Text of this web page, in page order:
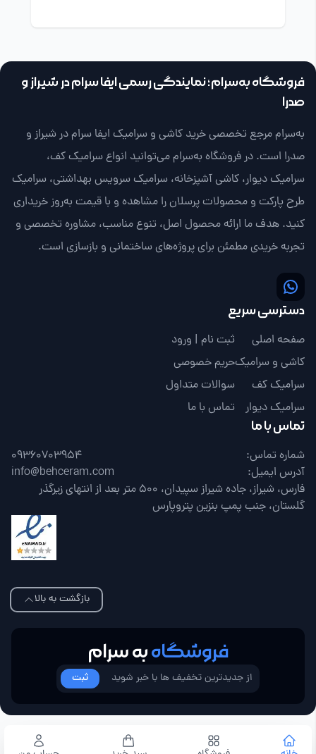
فروشگاه به‌سرام؛ نمایندگی رسمی ایفا سرام در شیراز و
صدرا
به‌سرام مرجع تخصصی خرید کاشی و سرامیک ایفا سرام در شیراز و
صدرا است. در فروشگاه به‌سرام می‌توانید انواع سرامیک کف،
سرامیک دیوار، کاشی آشپزخانه، سرامیک سرویس بهداشتی، سرامیک
طرح پارکت و محصولات پرسلان را مشاهده و با قیمت به‌روز خریداری
کنید. هدف ما ارائه محصول اصل، تنوع مناسب، مشاوره تخصصی و
تجربه خریدی مطمئن برای پروژه‌های ساختمانی و بازسازی است.
دسترسی سریع
صفحه اصلی
کاشی و سرامیک
سرامیک کف
سرامیک دیوار
ثبت نام | ورود
حریم خصوصی
سوالات متداول
تماس با ما
تماس با ما
شماره تماس:
09360703954
آدرس ایمیل:
info@behceram.com
فارس، شیراز، جاده شیراز سپیدان، 500 متر بعد از انتهای زیرگذر
گلستان، جنب پمپ بنزین پتروپارس
بازگشت به بالا
فروشگاهبه سرام
ثبت
Copyright © 2026 . All rights reserved. | Developed by Almasi